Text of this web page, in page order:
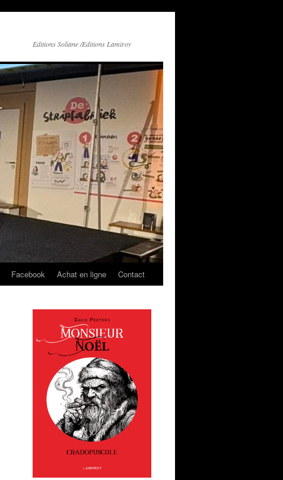
Editions Soliane /Editions Lamiroy
Facebook Achat en ligne Contact